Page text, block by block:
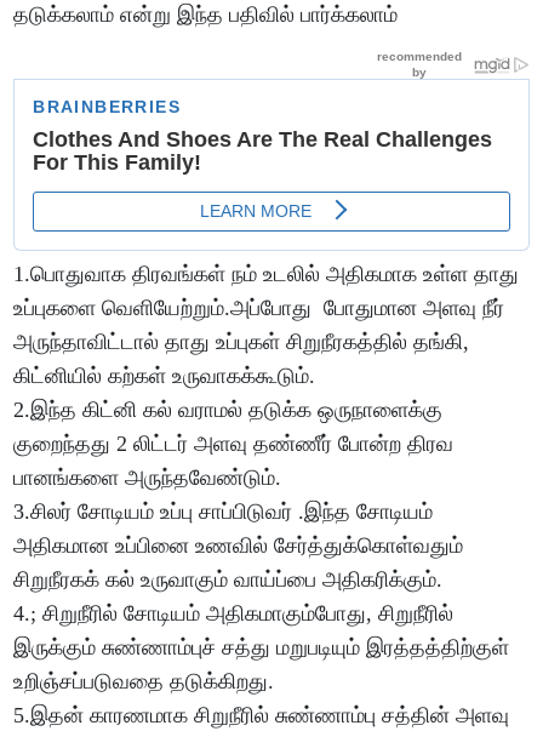
தடுக்கலாம் என்று இந்த பதிவில் பார்க்கலாம்
1.பொதுவாக திரவங்கள் நம் உடலில் அதிகமாக உள்ள தாது
உப்புகளை வெளியேற்றும்.அப்போது போதுமான அளவு நீர்
அருந்தாவிட்டால் தாது உப்புகள் சிறுநீரகத்தில் தங்கி,
கிட்னியில் கற்கள் உருவாகக்கூடும்.
2.இந்த கிட்னி கல் வராமல் தடுக்க ஒருநாளைக்கு
குறைந்தது 2 லிட்டர் அளவு தண்ணீர் போன்ற திரவ
பானங்களை அருந்தவேண்டும்.
3.சிலர் சோடியம் உப்பு சாப்பிடுவர் .இந்த சோடியம்
அதிகமான உப்பினை உணவில் சேர்த்துக்கொள்வதும்
சிறுநீரகக் கல் உருவாகும் வாய்ப்பை அதிகரிக்கும்.
4.; சிறுநீரில் சோடியம் அதிகமாகும்போது, சிறுநீரில்
இருக்கும் சுண்ணாம்புச் சத்து மறுபடியும் இரத்தத்திற்குள்
உறிஞ்சப்படுவதை தடுக்கிறது.
5.இதன் காரணமாக சிறுநீரில் சுண்ணாம்பு சத்தின் அளவு